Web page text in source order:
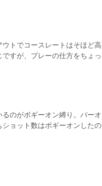
ウトでコースレートはそほど
すが、プレーの仕方をちょ
るのがボギーオン縛り。パー
ョット数はボギーオンした